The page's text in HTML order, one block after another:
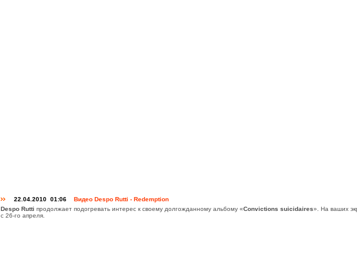
22.04.2010 01:06 Видео Despo Rutti - Redemption
Despo Rutti продолжает подогревать интерес к своему долгожданному альбому «Convictions suicidaires». На ваших
с 26-го апреля.